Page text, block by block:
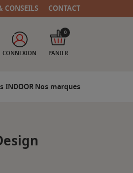
CONSEILS CONTACT
CONNEXION PANIER
0
INDOORNos marques